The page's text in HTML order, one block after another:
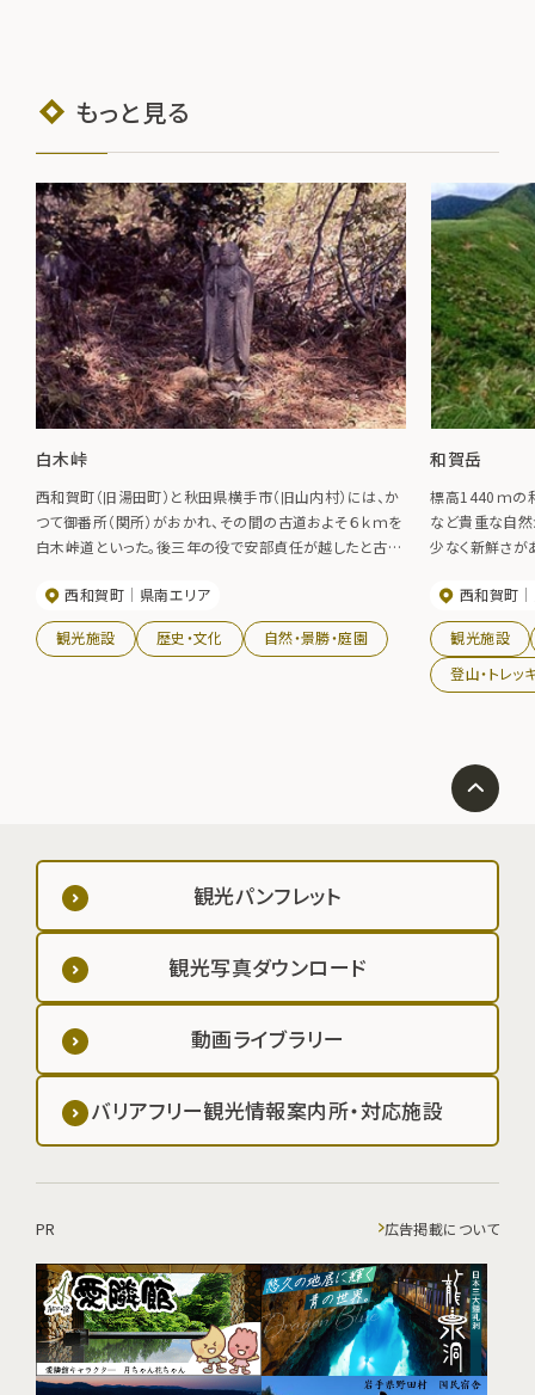
もっと見る
白木峠
西和賀町（旧湯田町）と秋田県横手市（旧山内村）には、か
つて御番所（関所）がおかれ、その間の古道およそ６ｋｍを
白木峠道といった。後三年の役で安部貞任が越したと古書
建っている。今はハイキングコースになっており、遊歩道の
まわりには椿や水芭蕉の群生が見られる。
西和賀町 県南エリア
観光施設 歴史・文化 自然・景勝・庭園
和賀岳
標高1440ｍの
など貴重な自然
少なく新鮮さが
の透きとおっ
西和賀町
観光施設
登山・トレッ
観光パンフレット
観光写真ダウンロード
動画ライブラリー
バリアフリー観光情報案内所・対応施設
PR 広告掲載について